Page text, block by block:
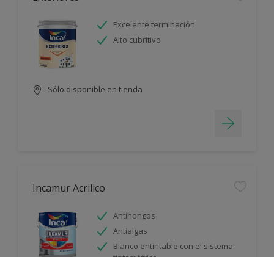
Excelente terminación
Alto cubritivo
Sólo disponible en tienda
Incamur Acrilico
Antihongos
Antialgas
Blanco entintable con el sistema